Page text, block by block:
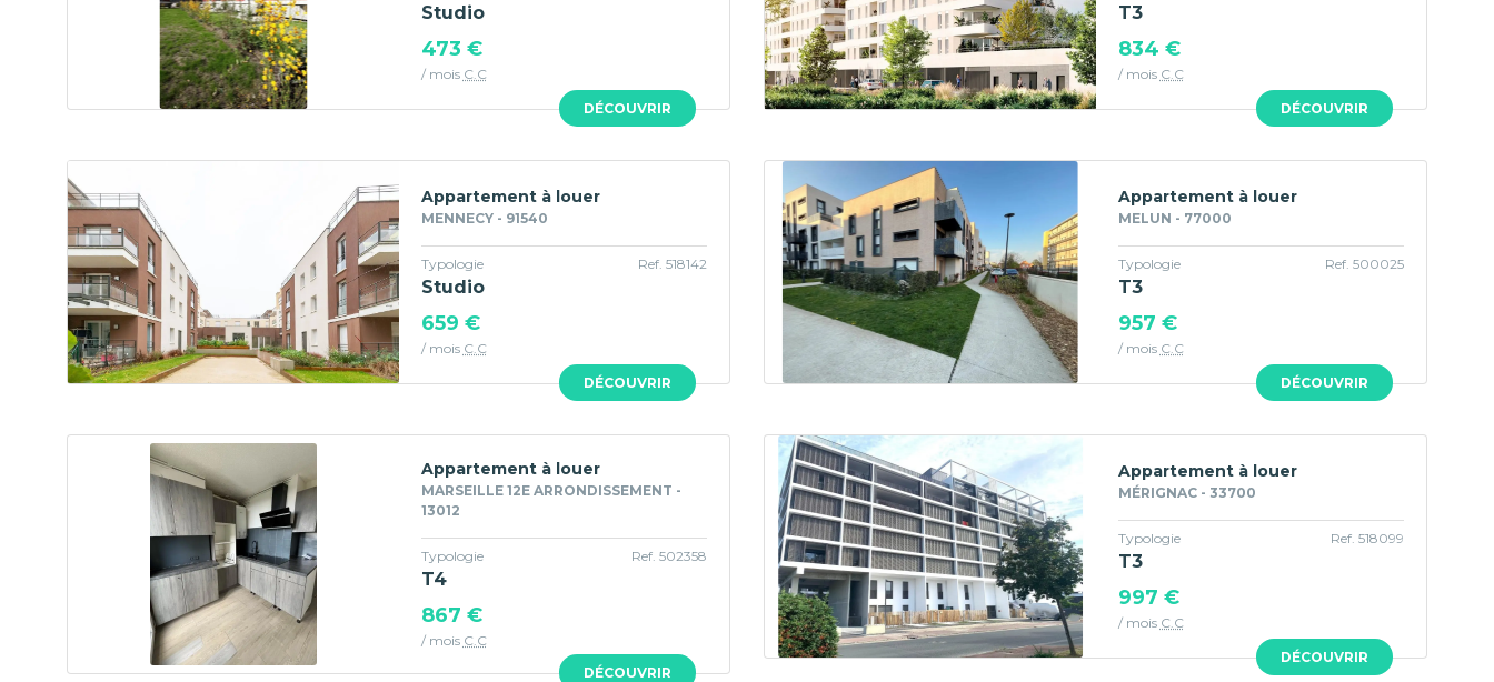
DÉCOUVRIR
Studio
473 €
/ mois C.C
DÉCOUVRIR
T3
834 €
/ mois C.C
DÉCOUVRIR
Appartement à louer
MENNECY - 91540
Typologie
Studio
Ref. 518142
659 €
/ mois C.C
DÉCOUVRIR
Appartement à louer
MELUN - 77000
Typologie
T3
Ref. 500025
957 €
/ mois C.C
DÉCOUVRIR
Appartement à louer
MARSEILLE 12E ARRONDISSEMENT -
13012
Typologie
T4
Ref. 502358
867 €
/ mois C.C
DÉCOUVRIR
Appartement à louer
MÉRIGNAC - 33700
Typologie
T3
Ref. 518099
997 €
/ mois C.C